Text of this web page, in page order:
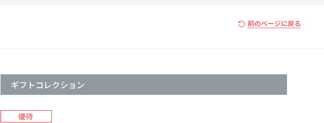
前のページに戻る
ギフトコレクション